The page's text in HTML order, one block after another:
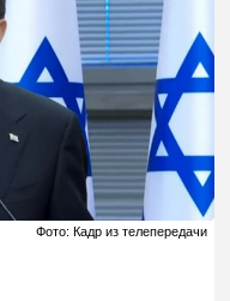
Фото: Кадр из телепередачи